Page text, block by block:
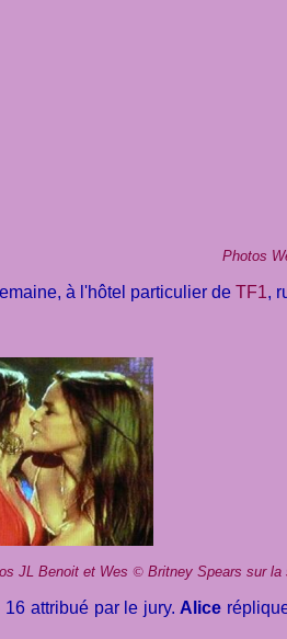
Photos
à l'hôtel particulier de TF1,
JL Benoit et Wes © Britney Spears sur la
attribué par le jury. Alice